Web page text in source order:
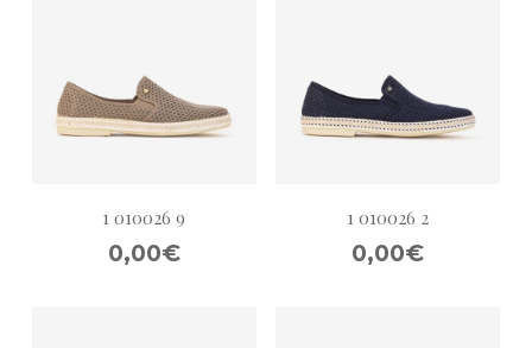
1 010026 9
0,00€
1 010026 2
0,00€